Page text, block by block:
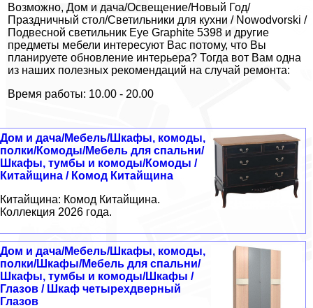
Возможно, Дом и дача/Освещение/Новый Год/
Праздничный стол/Светильники для кухни / Nowodvorski /
Подвесной светильник Eye Graphite 5398 и другие
предметы мебели интересуют Вас потому, что Вы
планируете обновление интерьера? Тогда вот Вам одна
из наших полезных рекомендаций на случай ремонта:
Время работы: 10.00 - 20.00
Дом и дача/Мебель/Шкафы, комоды,
полки/Комоды/Мебель для спальни/
Шкафы, тумбы и комоды/Комоды /
Китайщина / Комод Китайщина
Китайщина: Комод Китайщина.
Коллекция 2026 года.
Дом и дача/Мебель/Шкафы, комоды,
полки/Шкафы/Мебель для спальни/
Шкафы, тумбы и комоды/Шкафы /
Глазов / Шкаф четырехдверный
Глазов